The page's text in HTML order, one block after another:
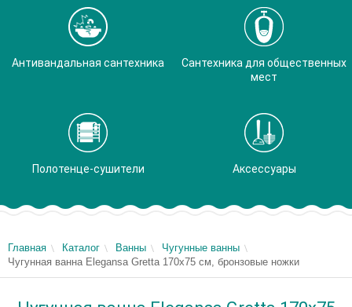
Антивандальная сантехника
Сантехника для общественных
мест
Полотенце-сушители Аксессуары
Главная Каталог Ванны
Чугунные ванны
Чугунная ванна Elegansa Gretta 170x75 см, бронзовые ножки